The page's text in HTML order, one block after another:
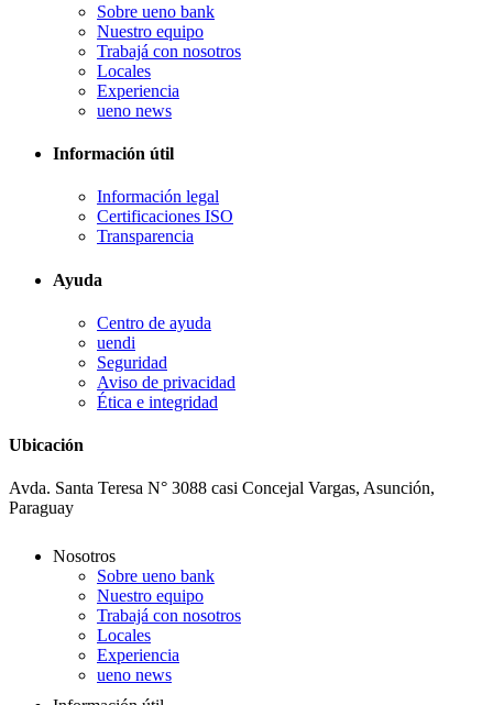
Sobre ueno bank
Nuestro equipo
Trabajá con nosotros
Locales
Experiencia
ueno news
Información útil
Información legal
Certificaciones ISO
Transparencia
Ayuda
Centro de ayuda
uendi
Seguridad
Aviso de privacidad
Ética e integridad
Ubicación
Avda. Santa Teresa N° 3088 casi Concejal Vargas, Asunción,
Paraguay
Nosotros
Sobre ueno bank
Nuestro equipo
Trabajá con nosotros
Locales
Experiencia
ueno news